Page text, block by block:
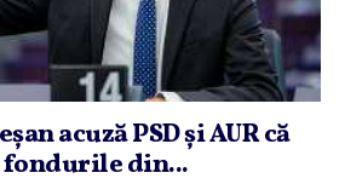
acuză PSD şi AUR că
din...